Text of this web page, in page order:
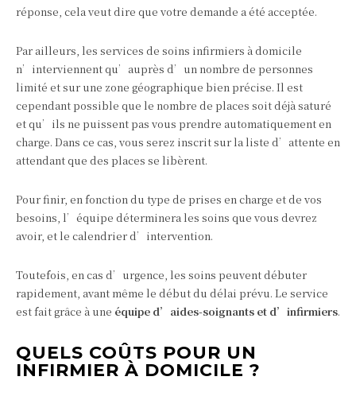
réponse, cela veut dire que votre demande a été acceptée.
Par ailleurs, les services de soins infirmiers à domicile
n’interviennent qu’auprès d’un nombre de personnes
limité et sur une zone géographique bien précise. Il est
cependant possible que le nombre de places soit déjà saturé
et qu’ils ne puissent pas vous prendre automatiquement en
charge. Dans ce cas, vous serez inscrit sur la liste d’attente en
attendant que des places se libèrent.
Pour finir, en fonction du type de prises en charge et de vos
besoins, l’équipe déterminera les soins que vous devrez
avoir, et le calendrier d’intervention.
Toutefois, en cas d’urgence, les soins peuvent débuter
rapidement, avant même le début du délai prévu. Le service
est fait grâce à une équipe d’aides-soignants et d’infirmiers.
QUELS COÛTS POUR UN
INFIRMIER À DOMICILE ?